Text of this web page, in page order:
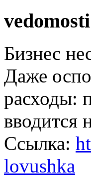
Бизнес
Даже
расходы:
вводится
Ссылка:
lovushka